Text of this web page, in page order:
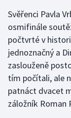
Golf
Gymnastika
Házená
Jezdectví
Svěřenci Pavla
osmifinále
počtvrté v
jednoznačný a
zaslouženě
tím počítali, ale
patnáct dvacet
záložník Roman